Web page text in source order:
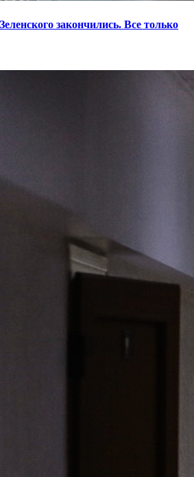
закончились. Все только